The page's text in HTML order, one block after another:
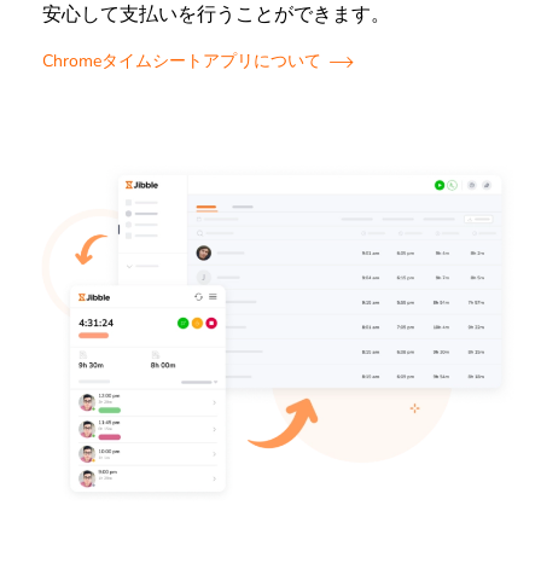
安心して支払いを行うことができます。
Chromeタイムシートアプリについて